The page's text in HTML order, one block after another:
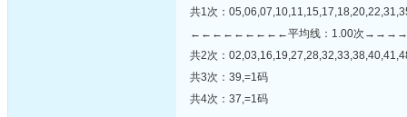
共1次：
←←←←←←←←←平均线：1.00次
共2次：
共3次：39,=1码
共4次：37,=1码